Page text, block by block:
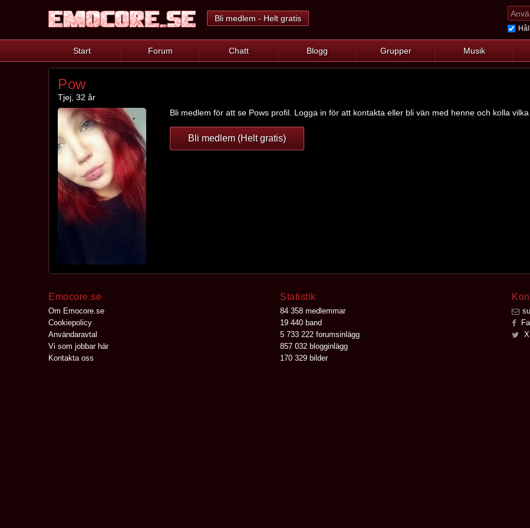
Bli medlem - Helt gratis
Start Forum Chatt Blogg Grupper Musik
Pow
Tjej, 32 år
Bli medlem för att se Pows profil. Logga in för att kontakta eller bli vän med henne och kolla
Bli medlem (Helt gratis)
Emocore.se
Om Emocore.se
Cookiepolicy
Användaravtal
Vi som jobbar här
Kontakta oss
Statistik
84 358 medlemmar
19 440 band
5 733 222 forumsinlägg
857 032 blogginlägg
170 329 bilder